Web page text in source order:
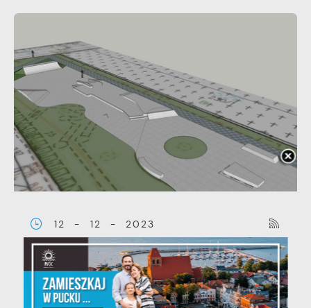
12 - 12 - 2023
Rozbudowa skateparku w
Pucku